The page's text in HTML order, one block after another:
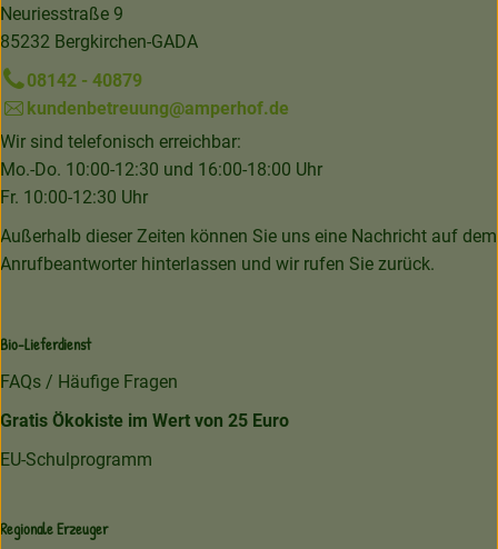
Neuriesstraße 9
85232 Bergkirchen-GADA
08142 - 40879
kundenbetreuung@amperhof.de
Wir sind telefonisch erreichbar:
Mo.-Do. 10:00-12:30 und 16:00-18:00 Uhr
Fr. 10:00-12:30 Uhr
Außerhalb dieser Zeiten können Sie uns eine Nachricht auf dem
Anrufbeantworter hinterlassen und wir rufen Sie zurück.
Bio-Lieferdienst
FAQs / Häufige Fragen
Gratis Ökokiste im Wert von 25 Euro
EU-Schulprogramm
Regionale Erzeuger